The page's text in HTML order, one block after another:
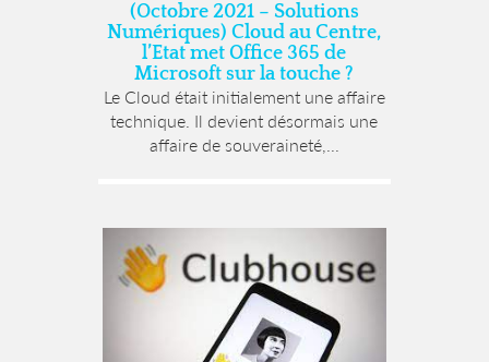
(Octobre 2021 – Solutions
Numériques) Cloud au Centre,
l’Etat met Office 365 de
Microsoft sur la touche ?
Le Cloud était initialement une affaire
technique. Il devient désormais une
affaire de souveraineté,...